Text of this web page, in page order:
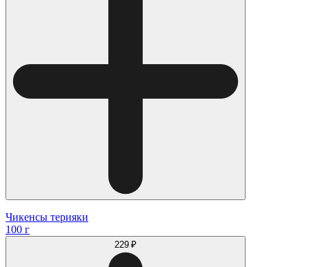
Чикенсы терияки
100 г
229 ₽